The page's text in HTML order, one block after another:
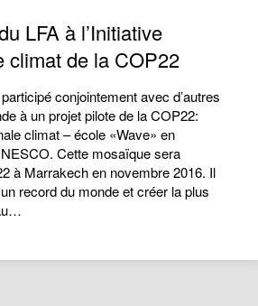
LFA à l’Initiative
climat de la COP22
conjointement avec d’autres
à un projet pilote de la COP22:
climat – école «Wave» en
Cette mosaïque sera
à Marrakech en novembre 2016. Il
record du monde et créer la plus